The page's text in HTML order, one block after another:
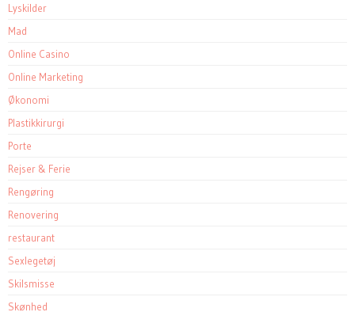
Lyskilder
Mad
Online Casino
Online Marketing
Økonomi
Plastikkirurgi
Porte
Rejser & Ferie
Rengøring
Renovering
restaurant
Sexlegetøj
Skilsmisse
Skønhed